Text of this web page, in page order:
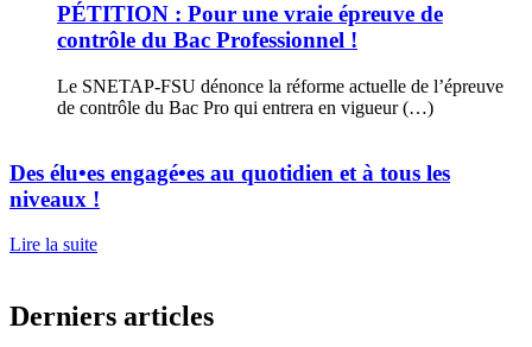
PÉTITION : Pour une vraie épreuve de
contrôle du Bac Professionnel !
Le SNETAP-FSU dénonce la réforme actuelle de l’épreuve
de contrôle du Bac Pro qui entrera en vigueur (…)
Des élu•es engagé•es au quotidien et à tous les
niveaux !
Lire la suite
Derniers articles